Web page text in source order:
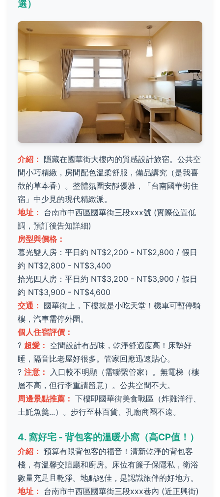
選）
介紹： 隱藏在國華街大樓內的質感設計旅宿。公共空
間小巧精緻，房間配色溫柔舒服，備品講究（是我喜
歡的草本香）。整體氛圍安靜優雅，「台南國華街住
宿」中少見的現代精緻派。
地址： 台南市中西區國華街三段xxx號 (實際位置低
調，預訂後告知詳細)
房型與價格：
暮光雙人房：平日約 NT$2,200 - NT$2,800 / 假日
約 NT$2,800 - NT$3,400
拾光四人房：平日約 NT$3,200 - NT$3,900 / 假日
約 NT$3,900 - NT$4,600
交通： 國華街上，下樓就是小吃天堂！機車可暫停騎
樓，汽車需停外圍。
個人住宿評價：
? 超愛： 空間設計有品味，乾淨舒適度高！床墊好
睡，隔音比老屋好很多。管家回應迅速貼心。
? 注意：
入口較不明顯（需聯繫管家）。無電梯（樓
層不高，但行李重請留意）。公共空間不大。
周邊景點推薦： 下樓即國華街美食戰區（炸雞洋行、
土魠魚羹...）。步行至林百貨、孔廟商圈不遠。
4. 窩好宅 - 背包客的溫暖小窩（高CP值！）
介紹： 預算有限背包客的福音！清新乾淨的背包客
棧，有溫馨交誼廳和廚房。床位有簾子保隱私，衛浴
數量充足且乾淨。地點絕佳，是認識旅伴的好地方。
地址： 台南市中西區國華街三段xxx巷內 (近正興街)